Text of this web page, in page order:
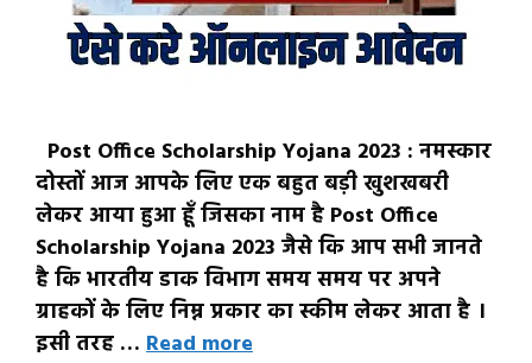
Post Office Scholarship Yojana 2023 : नमस्कार
दोस्तों आज आपके लिए एक बहुत बड़ी खुशखबरी
लेकर आया हुआ हूँ जिसका नाम है Post Office
Scholarship Yojana 2023 जैसे कि आप सभी जानते
है कि भारतीय डाक विभाग समय समय पर अपने
ग्राहकों के लिए निम्न प्रकार का स्कीम लेकर आता है ।
इसी तरह … Read more